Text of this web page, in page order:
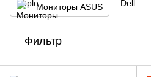
Мониторы ASUS
Фильтр